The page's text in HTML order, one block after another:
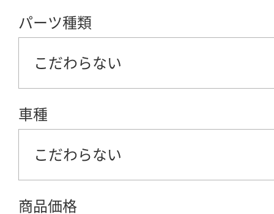
パーツ種類
こだわらない
車種
こだわらない
商品価格